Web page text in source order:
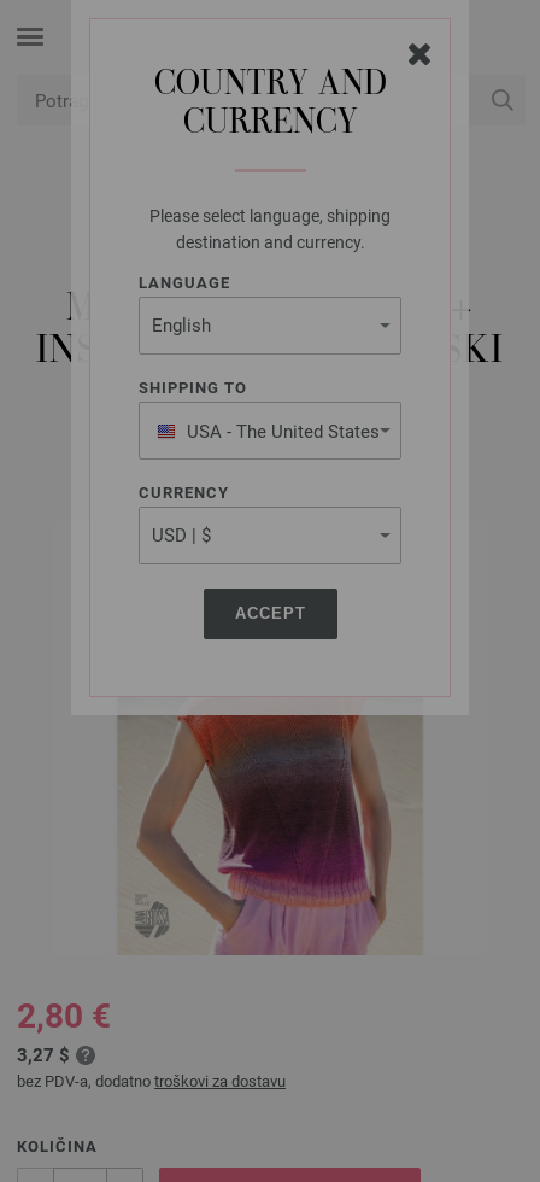
COUNTRY AND
CURRENCY
Please select language, shipping
destination and currency.
LANGUAGE
SHIPPING TO
USA - The United States
of America
CURRENCY
ACCEPT
LANA GROSSA
GOMITOLO NO. 7 -
MAGAZIN NJEMACKI +
INSTRUKCIJE FRANZUSKI
2,80 €
3,27 $
bez PDV-a, dodatno troškovi za dostavu
KOLIČINA